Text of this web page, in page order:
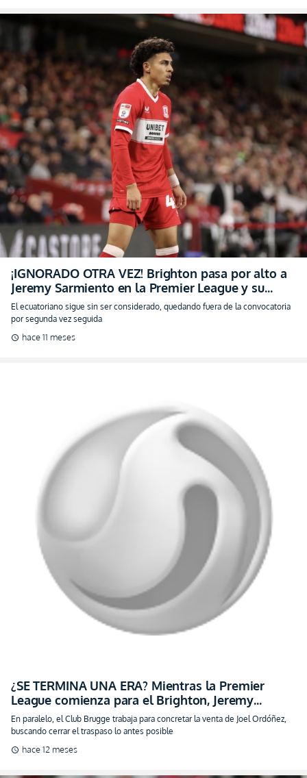
¡IGNORADO OTRA VEZ! Brighton pasa por alto a
Jeremy Sarmiento en la Premier League y su
futuro en el club sigue en duda
El ecuatoriano sigue sin ser considerado, quedando fuera de la convocatoria
por segunda vez seguida
schedule hace 11 meses
¿SE TERMINA UNA ERA? Mientras la Premier
League comienza para el Brighton, Jeremy
Sarmiento aún no ve acción
En paralelo, el Club Brugge trabaja para concretar la venta de Joel Ordóñez,
buscando cerrar el traspaso lo antes posible
schedule hace 12 meses